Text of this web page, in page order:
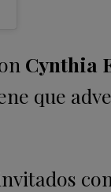
Cynthia
que